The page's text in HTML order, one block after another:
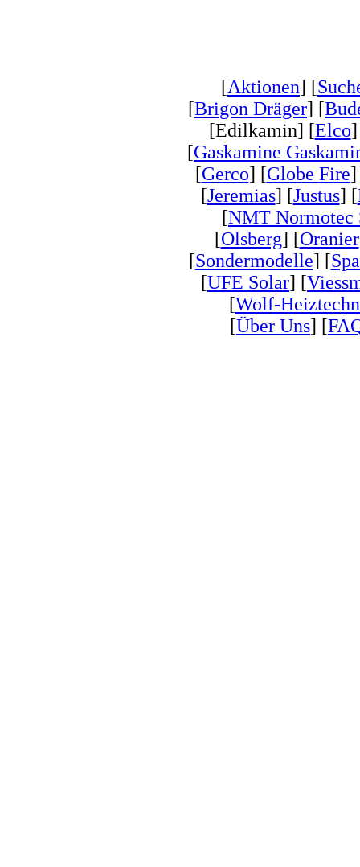
[Aktionen] [
[Brigon Dräger] [
[Edilkamin] [Elco
[Gaskamine
[Gerco] [Globe Fire
[Jeremias] [Justus] [
[NMT Normotec
[Olsberg] [Oranier
[Sondermodelle] [
[UFE Solar] [
[Wolf-
[Über Uns] [